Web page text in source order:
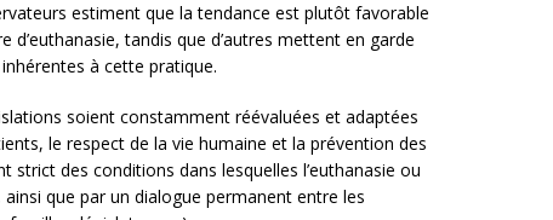
estiment que la tendance est plutôt favorable
tandis que d’autres mettent en garde
à cette pratique.
soient constamment réévaluées et adaptées
le respect de la vie humaine et la prévention des
des conditions dans lesquelles l’euthanasie ou
que par un dialogue permanent entre les